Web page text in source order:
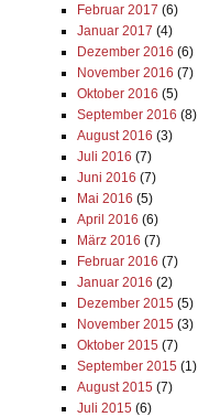
Februar 2017 (6)
Januar 2017 (4)
Dezember 2016 (6)
November 2016 (7)
Oktober 2016 (5)
September 2016 (8)
August 2016 (3)
Juli 2016 (7)
Juni 2016 (7)
Mai 2016 (5)
April 2016 (6)
März 2016 (7)
Februar 2016 (7)
Januar 2016 (2)
Dezember 2015 (5)
November 2015 (3)
Oktober 2015 (7)
September 2015 (1)
August 2015 (7)
Juli 2015 (6)